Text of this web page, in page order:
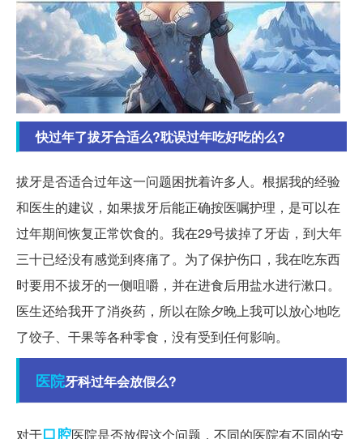
快过年了拔牙合适么?耽误过年吃好吃的么?
拔牙是否适合过年这一问题困扰着许多人。根据我的经验
和医生的建议，如果拔牙后能正确按医嘱护理，是可以在
过年期间恢复正常饮食的。我在29号拔掉了牙齿，到大年
三十已经没有感觉到疼痛了。为了保护伤口，我在吃东西
时要用不拔牙的一侧咀嚼，并在进食后用盐水进行漱口。
医生还给我开了消炎药，所以在除夕晚上我可以放心地吃
了饺子、干果等各种零食，没有受到任何影响。
医院牙科过年会放假么?
对于口腔医院是否放假这个问题，不同的医院有不同的安